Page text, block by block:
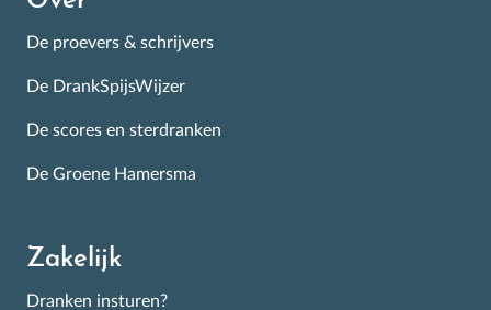
De proevers & schrijvers
De DrankSpijsWijzer
De scores en sterdranken
De Groene Hamersma
Zakelijk
Dranken insturen?